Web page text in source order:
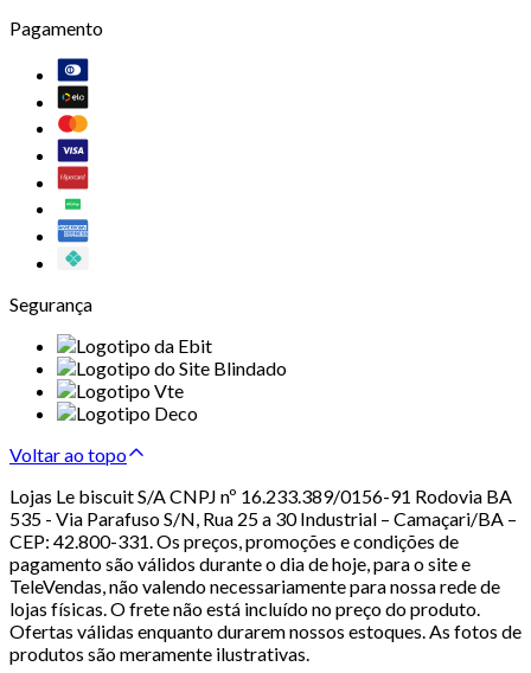
Pagamento
Segurança
Voltar ao topo
Lojas Le biscuit S/A CNPJ nº 16.233.389/0156-91 Rodovia BA
535 - Via Parafuso S/N, Rua 25 a 30 Industrial – Camaçari/BA –
CEP: 42.800-331. Os preços, promoções e condições de
pagamento são válidos durante o dia de hoje, para o site e
TeleVendas, não valendo necessariamente para nossa rede de
lojas físicas. O frete não está incluído no preço do produto.
Ofertas válidas enquanto durarem nossos estoques. As fotos de
produtos são meramente ilustrativas.